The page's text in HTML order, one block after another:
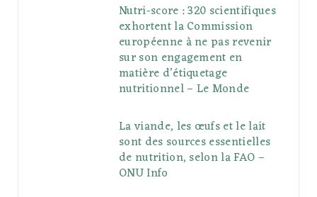
Nutri-score : 320 scientifiques
exhortent la Commission
européenne à ne pas revenir
sur son engagement en
matière d’étiquetage
nutritionnel – Le Monde
La viande, les œufs et le lait
sont des sources essentielles
de nutrition, selon la FAO –
ONU Info